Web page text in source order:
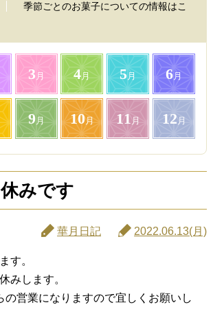
季節ごとのお菓子についての情報はこ
3 月 4月 5月 6月
9月 10月 11 月 12 月
みです
華月日記 2022.06.13(月)
す。
みします。
の営業になりますので宜しくお願いし